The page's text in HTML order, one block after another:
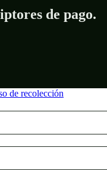
de pago.
de recolección